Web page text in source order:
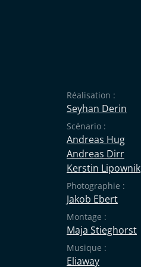
Réalisation :
Seyhan Derin
Scénario :
Andreas Hug
Andreas Dirr
Kerstin Lipownik
Photographie :
Jakob Ebert
Montage :
Maja Stieghorst
Musique :
Eliaway